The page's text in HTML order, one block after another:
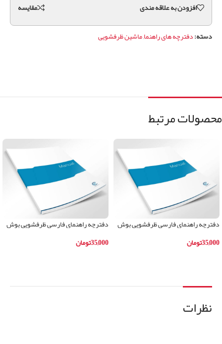
افزودن به علاقه مندی مقايسه
دسته:دفترچه های راهنما,ماشین ظرفشویی
محصولات مرتبط
دفترچه راهنمای فارسی ظرفشویی بوش
35,000تومان
دفترچه راهنمای فارسی ظرفشویی بوش
35,000تومان
نظرات